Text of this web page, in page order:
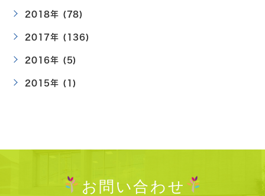
2018年 (78)
2017年 (136)
2016年 (5)
2015年 (1)
お問い合わせ